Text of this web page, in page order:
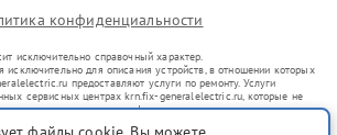
конфиденциальности
исключительно справочный характер.
исключительно для описания устройств, в отношении которых
предоставляют услуги по ремонту. Услуги
сервисных центрах krn.fix-generalelectric.ru, которые не
товарных знаков или их официальными представителями.
уже введенных в гражданский оборот в соответствии